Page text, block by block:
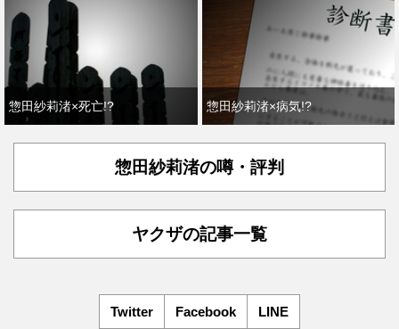
惣田紗莉渚×死亡!? 惣田紗莉渚×病気!?
惣田紗莉渚の噂・評判
ヤクザの記事一覧
Twitter Facebook LINE